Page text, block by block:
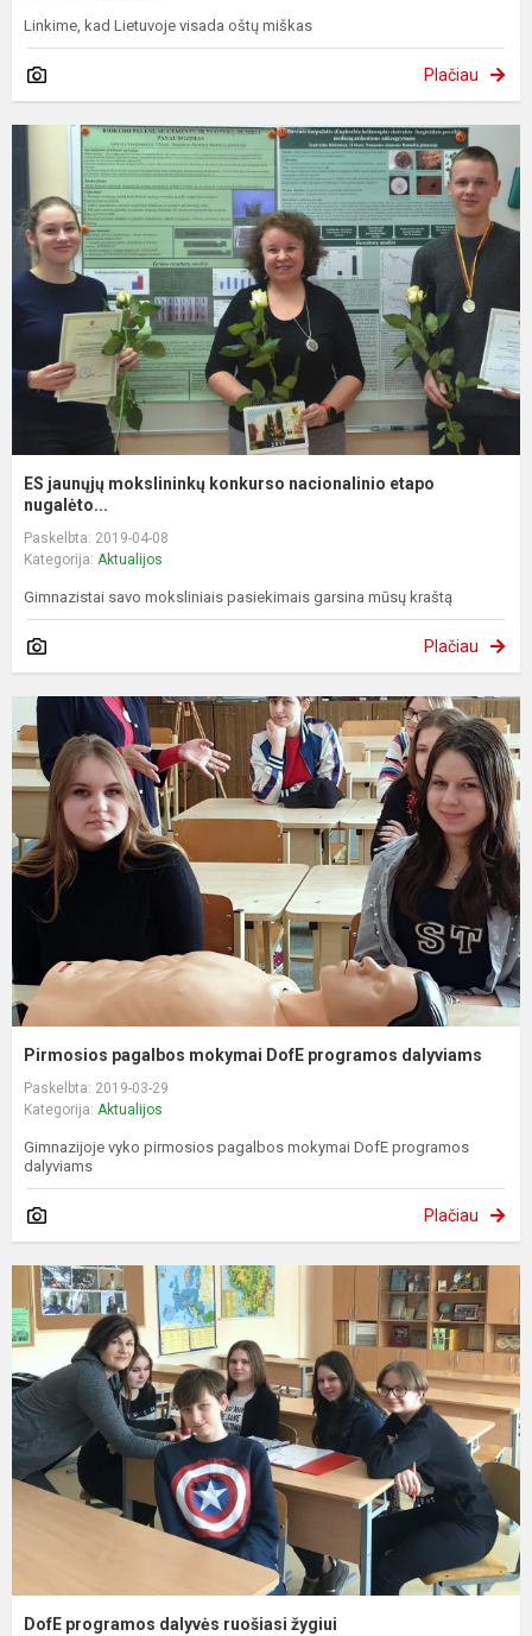
Linkime, kad Lietuvoje visada oštų miškas
Plačiau
ES jaunųjų mokslininkų konkurso nacionalinio etapo
nugalėto...
Paskelbta: 2019-04-08
Kategorija: Aktualijos
Gimnazistai savo moksliniais pasiekimais garsina mūsų kraštą
Plačiau
Pirmosios pagalbos mokymai DofE programos dalyviams
Paskelbta: 2019-03-29
Kategorija: Aktualijos
Gimnazijoje vyko pirmosios pagalbos mokymai DofE programos
dalyviams
Plačiau
DofE programos dalyvės ruošiasi žygiui